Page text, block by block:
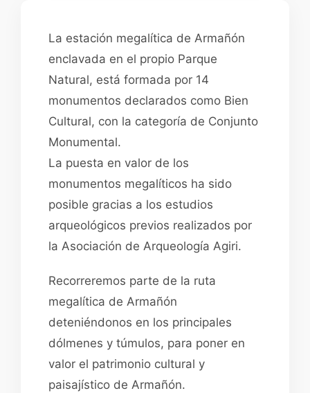
La estación megalítica de Armañón
enclavada en el propio Parque
Natural, está formada por 14
monumentos declarados como Bien
Cultural, con la categoría de Conjunto
Monumental.
La puesta en valor de los
monumentos megalíticos ha sido
posible gracias a los estudios
arqueológicos previos realizados por
la Asociación de Arqueología Agiri.
Recorreremos parte de la ruta
megalítica de Armañón
deteniéndonos en los principales
dólmenes y túmulos, para poner en
valor el patrimonio cultural y
paisajístico de Armañón.